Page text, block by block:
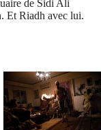
de Sidi Ali
Et Riadh avec lui.